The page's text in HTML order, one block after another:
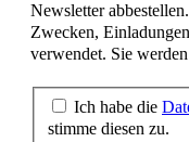
Newsletter
Zwecken,
verwendet. Sie
Ich habe die
stimme diesen zu.